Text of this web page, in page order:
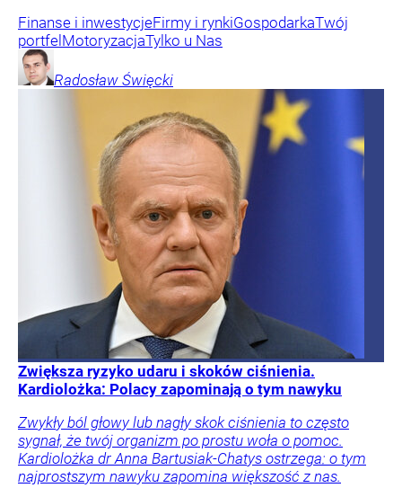
Finanse i inwestycjeFirmy i rynkiGospodarkaTwój
portfel MotoryzacjaTylko u Nas
Radosław Święcki
Zwiększa ryzyko udaru i skoków ciśnienia.
Kardiolożka: Polacy zapominają o tym nawyku
Zwykły ból głowy lub nagły skok ciśnienia to często
sygnał, że twój organizm po prostu woła o pomoc.
Kardiolożka dr Anna Bartusiak-Chatys ostrzega: o tym
najprostszym nawyku zapomina większość z nas.